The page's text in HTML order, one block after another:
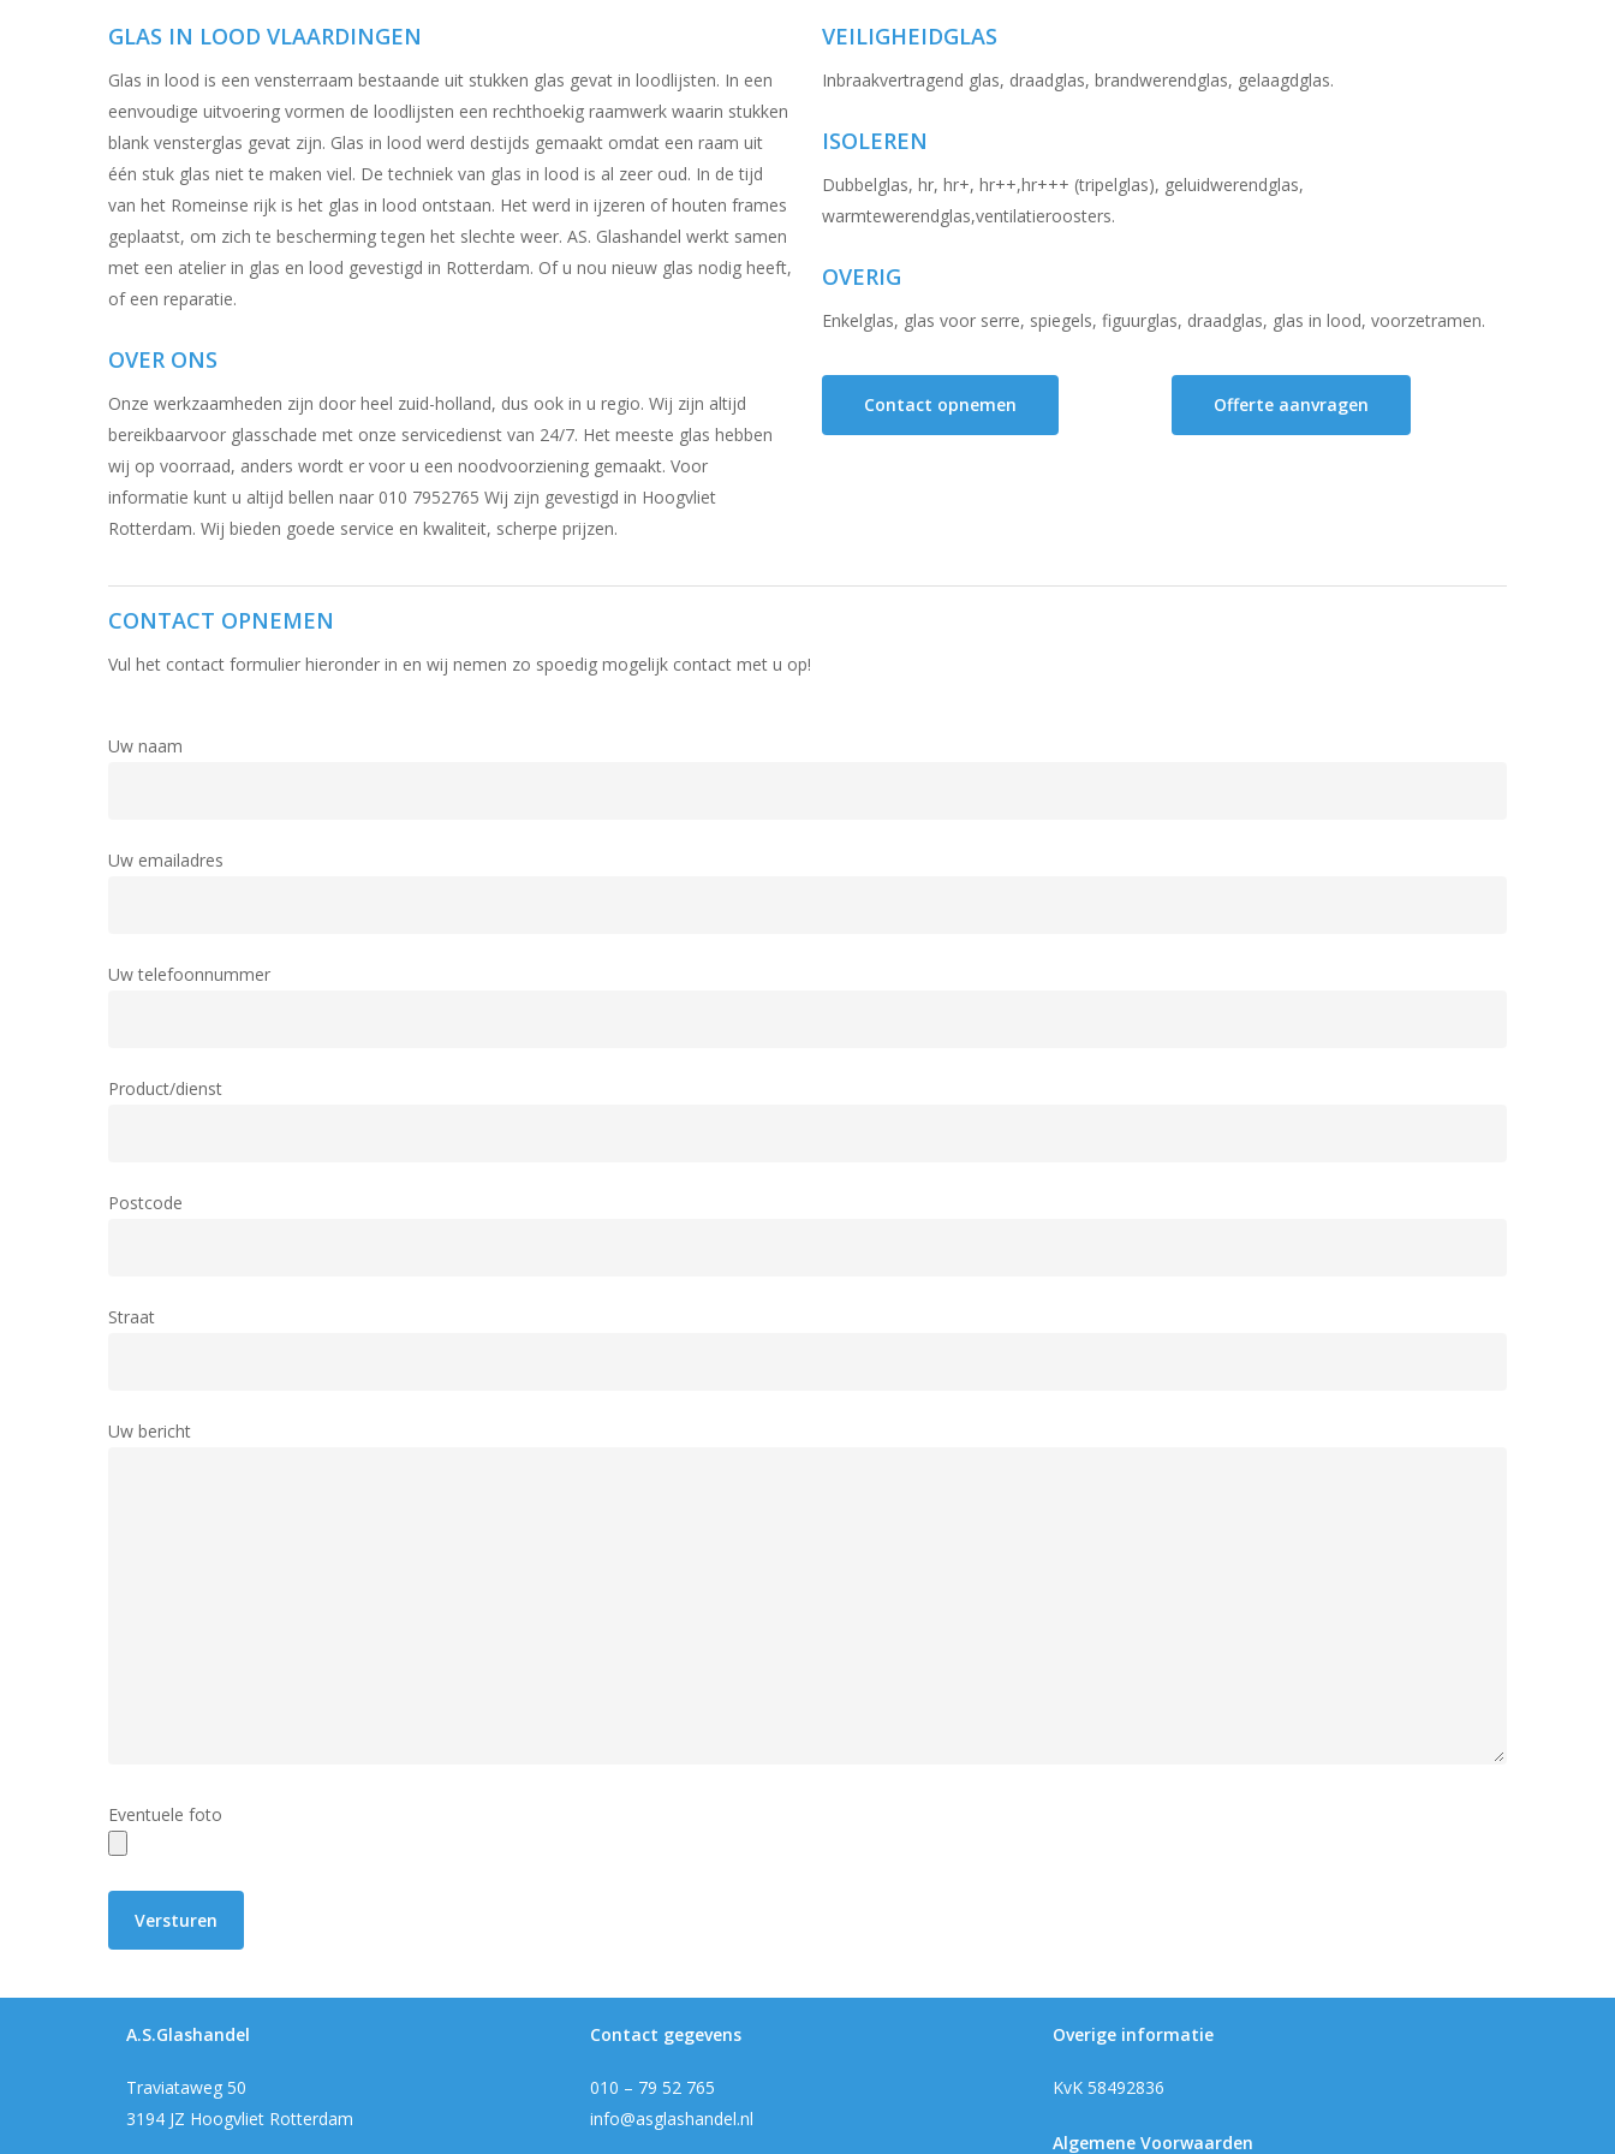
Hit enter to search or ESC to close
GLAS IN LOOD VLAARDINGEN
Glas in lood is een vensterraam bestaande uit stukken glas gevat in loodlijsten. In een
eenvoudige uitvoering vormen de loodlijsten een rechthoekig raamwerk waarin stukken
blank vensterglas gevat zijn. Glas in lood werd destijds gemaakt omdat een raam uit
één stuk glas niet te maken viel. De techniek van glas in lood is al zeer oud. In de tijd
van het Romeinse rijk is het glas in lood ontstaan. Het werd in ijzeren of houten frames
geplaatst, om zich te bescherming tegen het slechte weer. AS. Glashandel werkt samen
met een atelier in glas en lood gevestigd in Rotterdam. Of u nou nieuw glas nodig heeft,
of een reparatie.
OVER ONS
Onze werkzaamheden zijn door heel zuid-holland, dus ook in u regio. Wij zijn altijd
bereikbaarvoor glasschade met onze servicedienst van 24/7. Het meeste glas hebben
wij op voorraad, anders wordt er voor u een noodvoorziening gemaakt. Voor
informatie kunt u altijd bellen naar 010 7952765 Wij zijn gevestigd in Hoogvliet
Rotterdam. Wij bieden goede service en kwaliteit, scherpe prijzen.
VEILIGHEIDGLAS
Inbraakvertragend glas, draadglas, brandwerendglas, gelaagdglas.
ISOLEREN
Dubbelglas, hr, hr+, hr++,hr+++ (tripelglas), geluidwerendglas,
warmtewerendglas,ventilatieroosters.
OVERIG
Enkelglas, glas voor serre, spiegels, figuurglas, draadglas, glas in lood, voorzetramen.
Contact opnemen Offerte aanvragen
CONTACT OPNEMEN
Vul het contact formulier hieronder in en wij nemen zo spoedig mogelijk contact met u op!
Uw naam
Uw emailadres
Uw telefoonnummer
Product/dienst
Postcode
Straat
Uw bericht
Eventuele foto
A.S.Glashandel
Traviataweg 50
3194 JZ Hoogvliet Rotterdam
Contact gegevens
010 – 79 52 765
info@asglashandel.nl
Overige informatie
KvK 58492836
Algemene Voorwaarden